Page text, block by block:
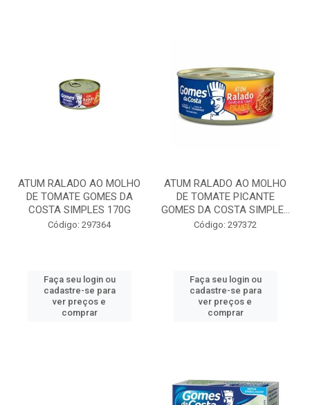
ATUM RALADO AO MOLHO
DE TOMATE GOMES DA
COSTA SIMPLES 170G
Código: 297364
Faça seu login ou
cadastre-se para
ver preços e
comprar
ATUM RALADO AO MOLHO
DE TOMATE PICANTE
GOMES DA COSTA SIMPLE...
Código: 297372
Faça seu login ou
cadastre-se para
ver preços e
comprar